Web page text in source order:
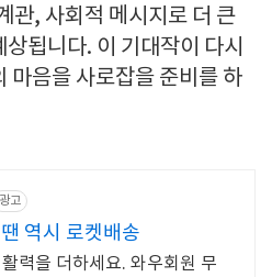
관, 사회적 메시지로 더 큰
됩니다. 이 기대작이 다시
마음을 사로잡을 준비를 하
광고
역시 로켓배송
력을 더하세요. 와우회원 무